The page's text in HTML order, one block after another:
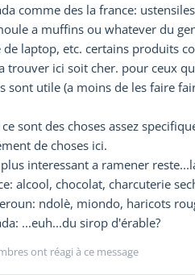
comme des la france:
a muffins ou whatever du
de laptop, etc. certains produits
trouver ici soit cher. pour ceux
sont utile (a moins de les faire
sont des choses assez
de choses ici.
interessant a ramener
alcool, chocolat, charcuterie
ndolè, miondo, haricots
...euh...du sirop d'érable?
ont réagi à ce message